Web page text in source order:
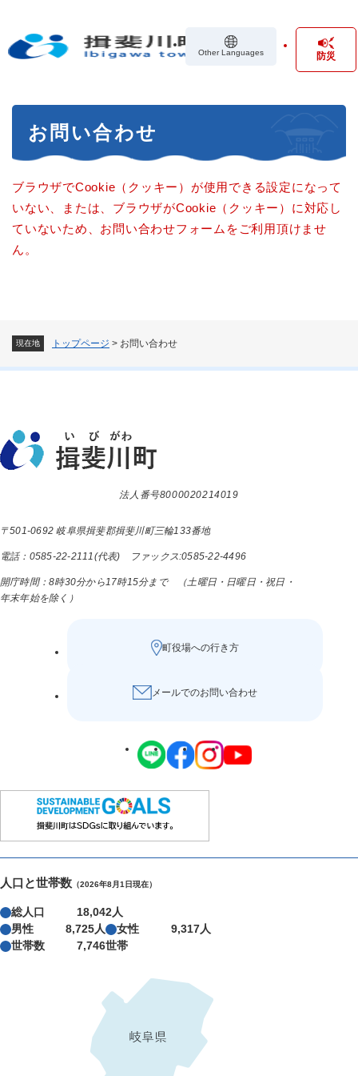
の
Other Languages 防災
現在地 トップページ > お問い合わせ
お問い合わせ
ブラウザでCookie（クッキー）が使用できる設定になって
いない、または、ブラウザがCookie（クッキー）に対応し
ていないため、お問い合わせフォームをご利用頂けませ
ん。
法人番号8000020214019
〒501-0692 岐阜県揖斐郡揖斐川町三輪133番地
電話：0585-22-2111(代表) ファックス:0585-22-4496
開庁時間：8時30分から17時15分まで （土曜日・日曜日・祝日・
年末年始を除く）
町役場への行き方
メールでのお問い合わせ
人口と世帯数 （2026年8月1日現在）
総人口
18,042人
男性
8,725人 女性
9,317人
世帯数
7,746世帯